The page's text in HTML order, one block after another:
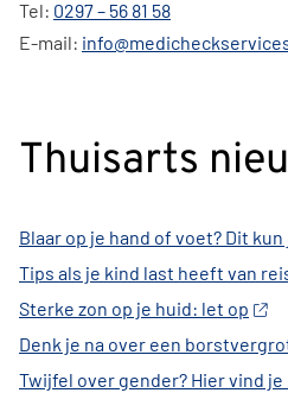
Tel: 0297 – 56 81 58
E-mail:
Thuisarts
Blaar op je hand of voet? Dit kun
Tips als je kind last heeft van
Sterke zon op je huid: let op
Denk je na over een
Twijfel over gender? Hier vind je